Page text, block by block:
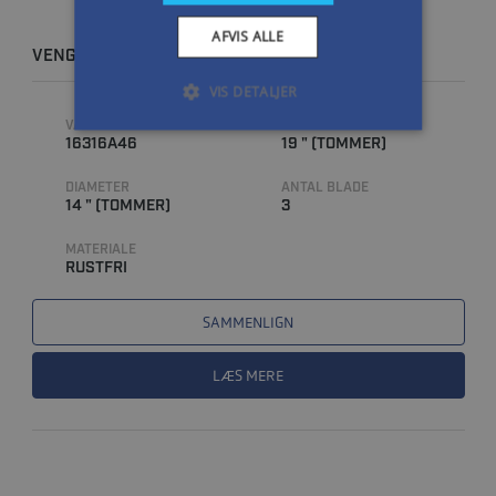
VENGEANCE 14 X 19 RH
VARENUMMER
16316A46 19 " (TOMMER)
DIAMETER
14 " (TOMMER)
ANTAL BLADE
3
MATERIALE
RUSTFRI
SAMMENLIGN
LÆS MERE
AFVIS ALLE
VIS DETALJER